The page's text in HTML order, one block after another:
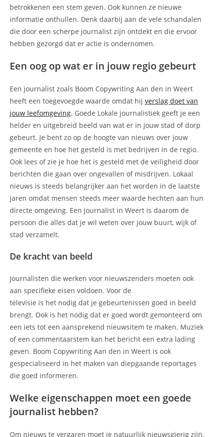
betrokkenen een stem geven. Ook kunnen ze nieuwe
informatie onthullen. Denk daarbij aan de vele schandalen
die door een scherpe journalist zijn ontdekt en die ervoor
hebben gezorgd dat er actie is ondernomen.
Een oog op wat er in jouw regio gebeurt
Een journalist zoals Boom Copywriting Aan den in Weert
heeft een toegevoegde waarde omdat hij verslag doet van
jouw leefomgeving. Goede Lokale journalistiek geeft je een
helder en uitgebreid beeld van wat er in jouw stad of dorp
gebeurt. Je bent zo op de hoogte van nieuws over jouw
gemeente en hoe het gesteld is met bedrijven in de regio.
Ook lees of zie je hoe het is gesteld met de veiligheid door
berichten die gaan over ongevallen of misdrijven. Lokaal
nieuws is steeds belangrijker aan het worden in de laatste
jaren omdat mensen steeds meer waarde hechten aan hun
directe omgeving. Een journalist in Weert is daarom de
persoon die alles dat je wil weten over jouw buurt, wijk of
stad verzamelt.
De kracht van beeld
Journalisten die werken voor nieuwszenders moeten ook
aan specifieke eisen voldoen. Voor de
televisie is het nodig dat je gebeurtenissen goed in beeld
brengt. Ook is het nodig dat er goed wordt gemonteerd om
een iets tot een aansprekend nieuwsitem te maken. Muziek
of een commentaarstem kan het bericht een extra lading
geven. Boom Copywriting Aan den in Weert is ook
gespecialiseerd in het maken van diepgaande reportages
die goed informeren.
Welke eigenschappen moet een goede
journalist hebben?
Om nieuws te vergaren moet je natuurlijk nieuwsgierig zijn.